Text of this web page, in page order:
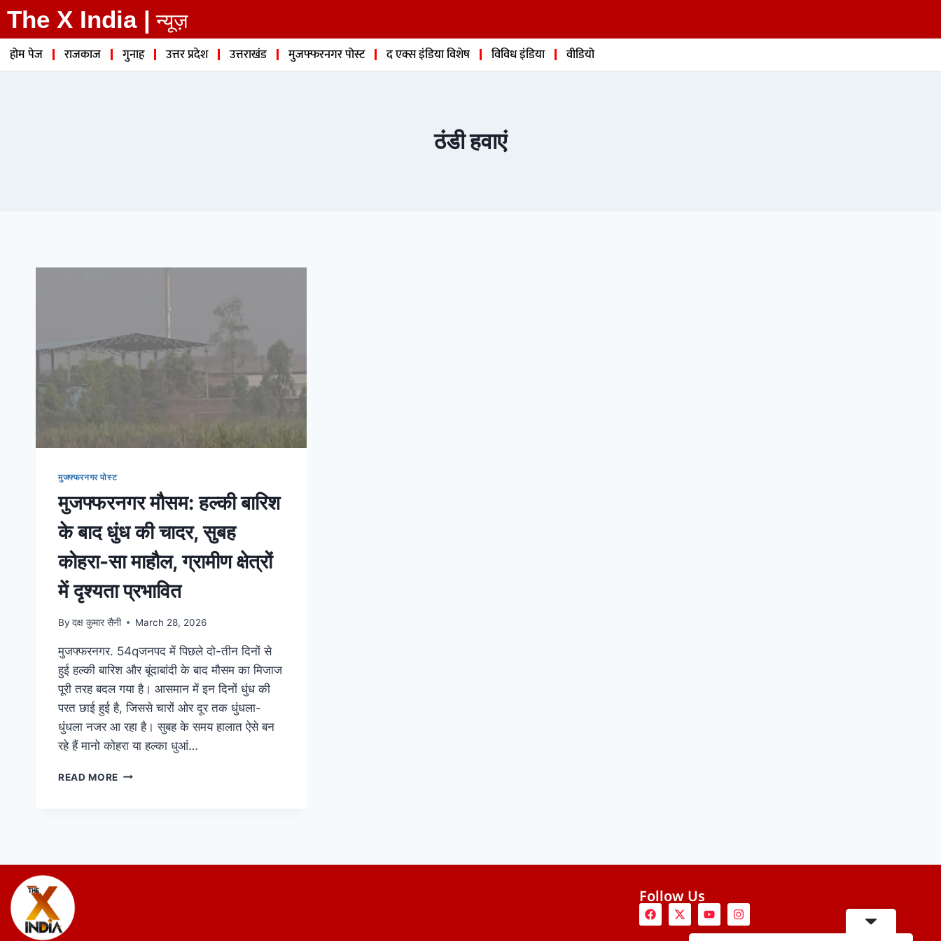
The X India | न्यूज़
होम पेज राजकाज गुनाह उत्तर प्रदेश उत्तराखंड मुजफ्फरनगर पोस्ट द एक्स इंडिया विशेष विविध इंडिया वीडियो
ठंडी हवाएं
मुजफ्फरनगर पोस्ट
मुजफ्फरनगर मौसम: हल्की बारिश
के बाद धुंध की चादर, सुबह
कोहरा-सा माहौल, ग्रामीण क्षेत्रों
में दृश्यता प्रभावित
By दक्ष कुमार सैनी March 28, 2026
मुजफ्फरनगर. 54qजनपद में पिछले दो-तीन दिनों से
हुई हल्की बारिश और बूंदाबांदी के बाद मौसम का मिजाज
पूरी तरह बदल गया है। आसमान में इन दिनों धुंध की
परत छाई हुई है, जिससे चारों ओर दूर तक धुंधला-
धुंधला नजर आ रहा है। सुबह के समय हालात ऐसे बन
रहे हैं मानो कोहरा या हल्का धुआं…
READ MORE
Follow Us